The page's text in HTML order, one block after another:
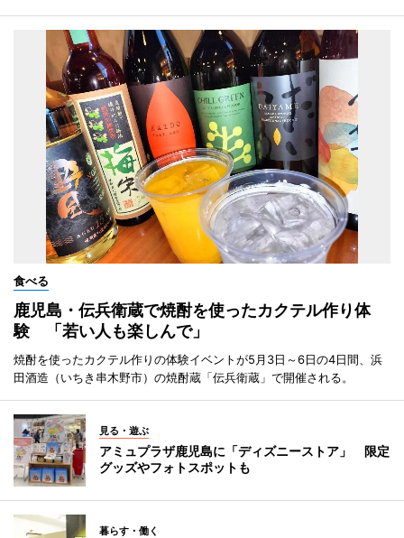
食べる
鹿児島・伝兵衛蔵で焼酎を使ったカクテル作り体
験 「若い人も楽しんで」
焼酎を使ったカクテル作りの体験イベントが5月3日～6日の4日間、浜
田酒造（いちき串木野市）の焼酎蔵「伝兵衛蔵」で開催される。
見る・遊ぶ
アミュプラザ鹿児島に「ディズニーストア」 限定
グッズやフォトスポットも
暮らす・働く